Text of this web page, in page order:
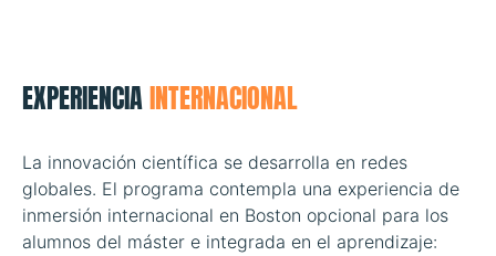
EXPERIENCIAINTERNACIONAL
La innovación científica se desarrolla en redes
globales. El programa contempla una experiencia de
inmersión internacional en Boston opcional para los
alumnos del máster e integrada en el aprendizaje: